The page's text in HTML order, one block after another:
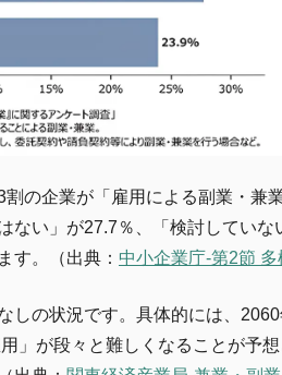
の企業が「雇用による副業・兼
ない」が27.7％、「検討していな
す。（出典： 中小企業庁-第2節
の状況です。具体的には、2060
」が段々と難しくなることが予